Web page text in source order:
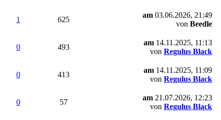
1 625
am 03.06.2026, 21:49
von Beedle
0 493
am 14.11.2025, 11:13
von Regulus Black
0 413
am 14.11.2025, 11:09
von Regulus Black
0 57
am 21.07.2026, 12:23
von Regulus Black